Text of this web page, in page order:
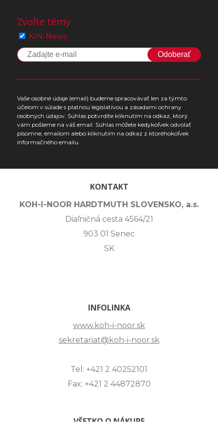
Zvoľte témy
KIN-News
Odoberať
Vaše osobné údaje (email) budeme spracovávať len za týmto
účelom v súlade s platnou legislatívou a zásadami ochrany
osobných údajov. Súhlas potvrdíte kliknutím na odkaz, ktorý
vám pošleme na váš email. Súhlas môžete kedykoľvek odvolať
písomne, emailom alebo kliknutím na odkaz z ktoréhokoľvek
informačného emailu.
KONTAKT
KOH-I-NOOR HARDTMUTH SLOVENSKO, a.s.
Diaľničná cesta 4564/21
903 01 Senec
SK
INFOLINKA
www.koh-i-noor.sk
sekretariat@koh-i-noor.sk
Tel: +421 2 40252101
Fax: +421 2 44872870
VŠETKO O NÁKUPE